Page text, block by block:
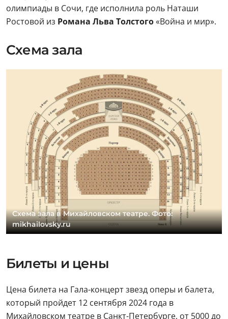
олимпиады в Сочи, где исполнила роль Наташи
Ростовой из Романа Льва Толстого«Война и мир».
Схема зала
Схема зала в Михайловском театре. Фото:
mikhailovsky.ru
Билеты и цены
Цена билета на Гала-концерт звезд оперы и балета,
который пройдет 12 сентября 2024 года в
Михайловском театре в Санкт-Петербурге, от 5000 до